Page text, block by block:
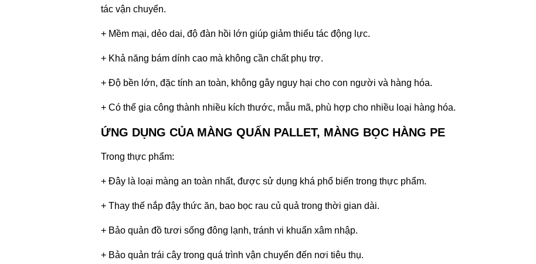
tác vận chuyển.
+ Mềm mại, dẻo dai, độ đàn hồi lớn giúp giảm thiểu tác động lực.
+ Khả năng bám dính cao mà không cần chất phụ trợ.
+ Độ bền lớn, đặc tính an toàn, không gây nguy hại cho con người và hàng hóa.
+ Có thể gia công thành nhiều kích thước, mẫu mã, phù hợp cho nhiều loại hàng hóa.
ỨNG DỤNG CỦA MÀNG QUẤN PALLET, MÀNG BỌC HÀNG PE
Trong thực phẩm:
+ Đây là loại màng an toàn nhất, được sử dụng khá phổ biến trong thực phẩm.
+ Thay thế nắp đậy thức ăn, bao bọc rau củ quả trong thời gian dài.
+ Bảo quản đồ tươi sống đông lạnh, tránh vi khuẩn xâm nhập.
+ Bảo quản trái cây trong quá trình vận chuyển đến nơi tiêu thụ.